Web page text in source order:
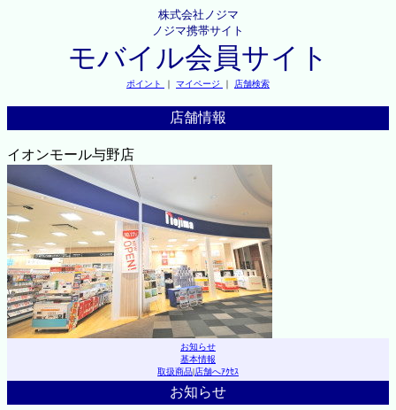
株式会社ノジマ
ノジマ携帯サイト
モバイル会員サイト
ポイント ｜ マイページ ｜ 店舗検索
店舗情報
イオンモール与野店
お知らせ
基本情報
取扱商品|店舗へｱｸｾｽ
お知らせ